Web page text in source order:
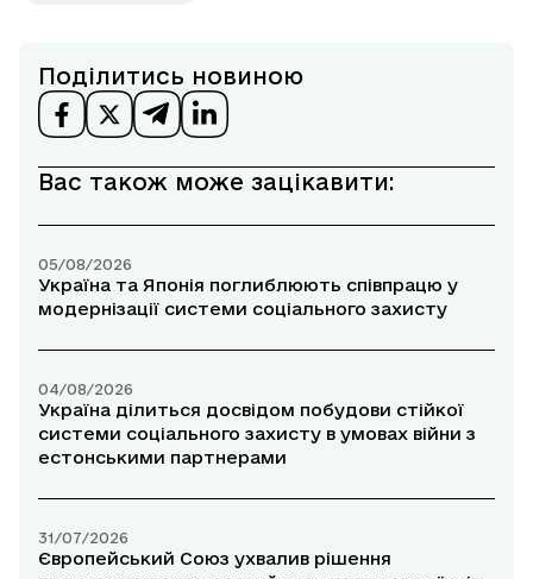
Поділитись новиною
Вас також може зацікавити:
05/08/2026
Україна та Японія поглиблюють співпрацю у
модернізації системи соціального захисту
04/08/2026
Україна ділиться досвідом побудови стійкої
системи соціального захисту в умовах війни з
естонськими партнерами
31/07/2026
Європейський Союз ухвалив рішення